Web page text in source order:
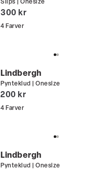
Slips | Onesize
I alt (inkl. rabat)
300 kr
4 Farver
Lindbergh
Pynteklud | Onesize
I alt (inkl. rabat)
200 kr
4 Farver
Lindbergh
Pynteklud | Onesize